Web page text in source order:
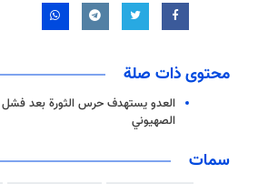
محتوى ذات صلة
العدو يستهدف حرس الثورة بعد فشل
الصهيوني
سمات